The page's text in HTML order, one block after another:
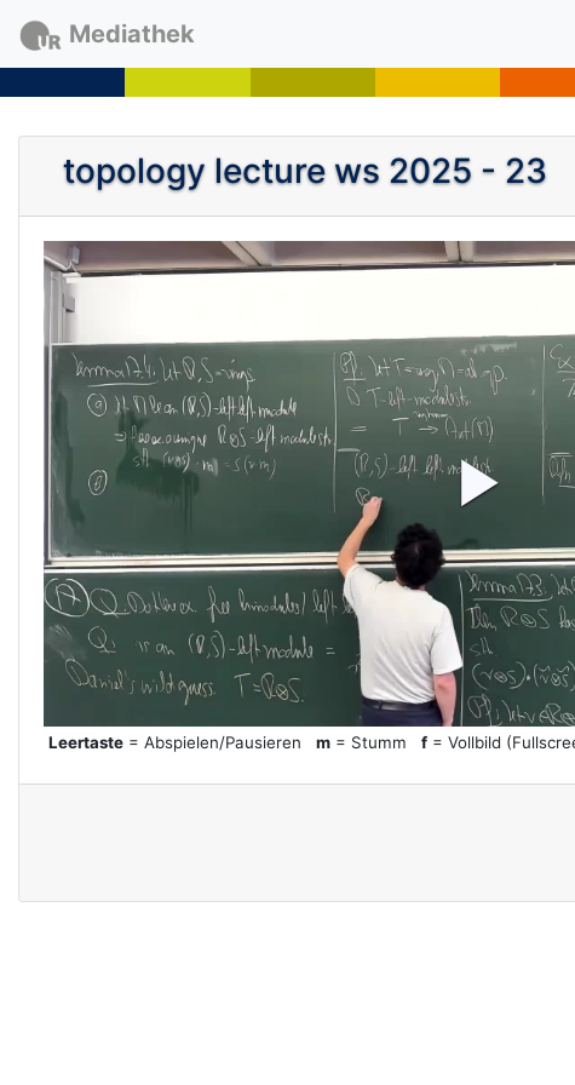
Mediathek
topology lecture ws 2025 - 23
l
a
y
d
Leertaste = Abspielen/Pausieren m = Stumm f = Vollbild